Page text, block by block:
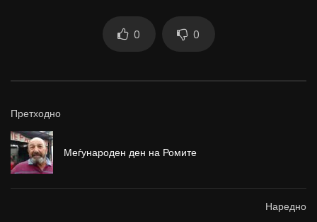
0 0
Претходно
Меѓународен ден на Ромите
Наредно